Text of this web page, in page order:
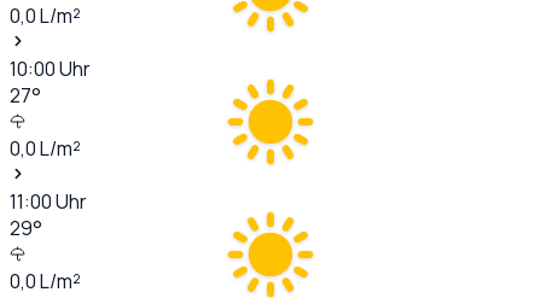
0,0L/m²
10:00Uhr
27°
0,0L/m²
11:00Uhr
29°
0,0L/m²